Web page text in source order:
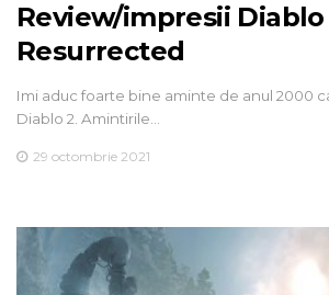
Review/impresii Diablo
Resurrected
Imi aduc foarte bine aminte de anul 2000
Diablo 2. Amintirile…
29 octombrie 2021